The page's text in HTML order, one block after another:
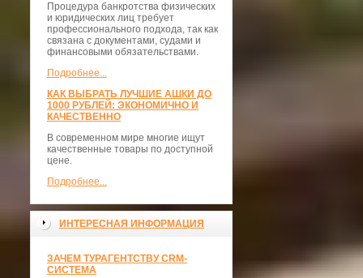
Процедура банкротства физических
и юридических лиц требует
профессионального подхода, так как
связана с документами, судами и
финансовыми обязательствами.
Подробнее...
КАК ВЫБРАТЬ ЛУЧШИЕ АШКИ ДО
1000 РУБЛЕЙ: ЭКОНОМИЧНО И
КАЧЕСТВЕННО
В современном мире многие ищут
качественные товары по доступной
цене.
Подробнее...
ИНТЕРЕСНАЯ ИНФОРМАЦИЯ
ЗАЧЕМ ТУРАГЕНТСТВУ CRM-
СИСТЕМА